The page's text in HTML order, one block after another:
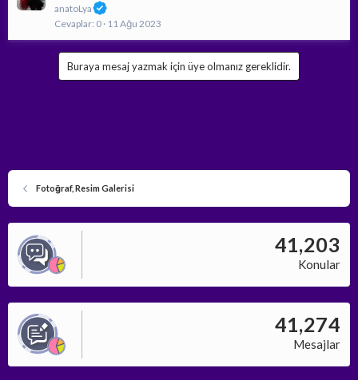
anatoLya
Cevaplar 0 11 Ağu 2023
Buraya mesaj yazmak için üye olmanız gereklidir.
Fotoğraf, Resim Galerisi
41,203
Konular
41,274
Mesajlar